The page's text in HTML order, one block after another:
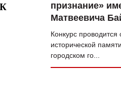
признание»
Матвеевича
Конкурс
исторической
городском го...